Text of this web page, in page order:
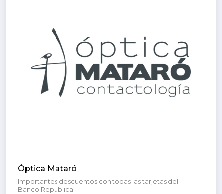
Óptica Mataró
Importantes descuentos con todas las tarjetas del
Banco República.